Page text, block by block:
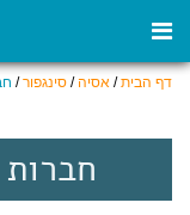
דף הבית/ אסיה/ סינגפור/